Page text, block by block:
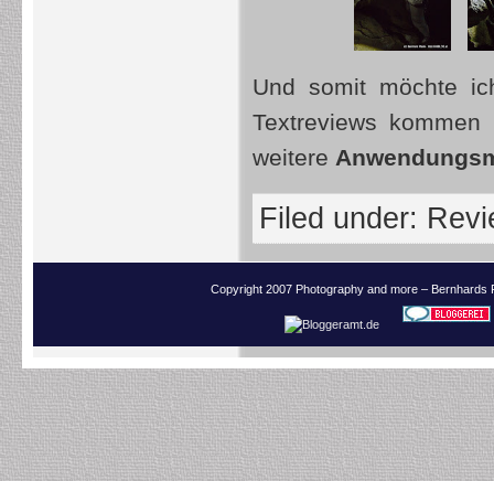
Und somit möchte
Textreviews
weitere
Filed under:
Copyright 2007 Photography and more –